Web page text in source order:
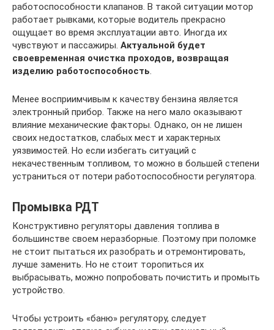
работоспособности клапанов. В такой ситуации мотор
работает рывками, которые водитель прекрасно
ощущает во время эксплуатации авто. Иногда их
чувствуют и пассажиры. Актуальной будет
своевременная очистка проходов, возвращая
изделию работоспособность
Менее восприимчивым к качеству бензина является
электронный прибор. Также на него мало оказывают
влияние механические факторы. Однако, он не лишен
своих недостатков, слабых мест и характерных
уязвимостей. Но если избегать ситуаций с
некачественным топливом, то можно в большей степени
устраниться от потери работоспособности регулятора.
Промывка РДТ
Конструктивно регуляторы давления топлива в
большинстве своем неразборные. Поэтому при поломке
не стоит пытаться их разобрать и отремонтировать,
лучше заменить. Но не стоит торопиться их
выбрасывать, можно попробовать почистить и промыть
устройство.
Чтобы устроить «баню» регулятору, следует